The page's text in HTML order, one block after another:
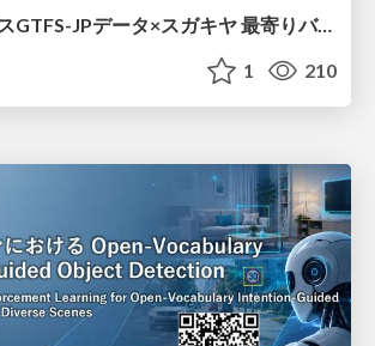
名古屋の市バスGTFS-JPデータ×スガキヤ 最寄りバス停検索をAmazon ElastiCache Serverless for Valkeyで最適化する
1 210